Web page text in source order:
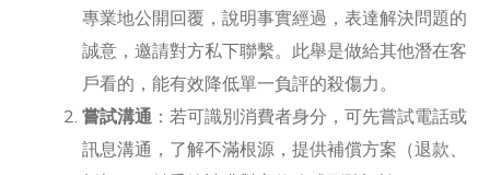
專業地公開回覆，說明事實經過，表達解決問題的
誠意，邀請對方私下聯繫。此舉是做給其他潛在客
戶看的，能有效降低單一負評的殺傷力。
嘗試溝通 ：若可識別消費者身分，可先嘗試電話或
訊息溝通，了解不滿根源，提供補償方案（退款、